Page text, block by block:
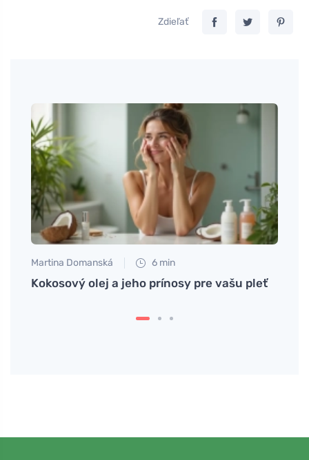
Zdieľať
Martina Domanská 6 min
Kokosový olej a jeho prínosy pre vašu pleť